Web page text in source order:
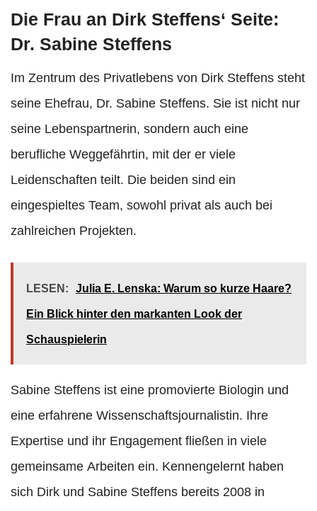
Die Frau an Dirk Steffens‘ Seite:
Dr. Sabine Steffens
Im Zentrum des Privatlebens von Dirk Steffens steht
seine Ehefrau, Dr. Sabine Steffens. Sie ist nicht nur
seine Lebenspartnerin, sondern auch eine
berufliche Weggefährtin, mit der er viele
Leidenschaften teilt. Die beiden sind ein
eingespieltes Team, sowohl privat als auch bei
zahlreichen Projekten.
LESEN: Julia E. Lenska: Warum so kurze Haare?
Ein Blick hinter den markanten Look der
Schauspielerin
Sabine Steffens ist eine promovierte Biologin und
eine erfahrene Wissenschaftsjournalistin. Ihre
Expertise und ihr Engagement fließen in viele
gemeinsame Arbeiten ein. Kennengelernt haben
sich Dirk und Sabine Steffens bereits 2008 in